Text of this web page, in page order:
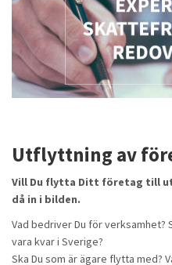
Utflyttning av
Vill Du flytta Ditt företag till
då in i bilden.
Vad bedriver Du för verksamhet?
vara kvar i Sverige?
Ska Du som är ägare flytta med?